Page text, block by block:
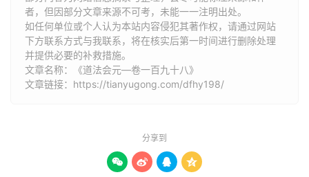
上清大洞法师神霄上相保真济物琼瑶金阙真人陈道一序。
主法三师
真师高上丹霄太清韩王可韩丈人朱陵度命天尊。
者，但因部分文章来源不可考，未能一一注明出处。
如任何单位或个人认为本站内容侵犯其著作权，请通过网站
下方联系方式与我联系​​，将在核实后第一时间进行删除处理
并提供必要的补救措施。
文章名称：《道法会元—卷一百九十八》
文章链接： https://tianyugong.com/dfhy198/
分享到
   